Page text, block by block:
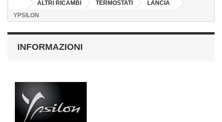
ALTRI RICAMBI TERMOSTATI
LANCIA
YPSILON
INFORMAZIONI